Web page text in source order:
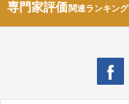
専門家評価関連ランキング